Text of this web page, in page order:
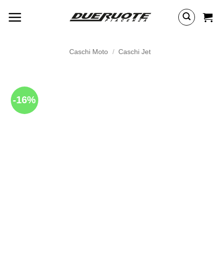
Caschi Moto / Caschi Jet
-16%